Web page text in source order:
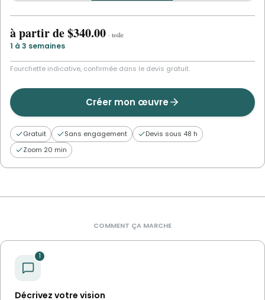
à partir de$340.00 · toile
1 à 3 semaines
Fourchette indicative, confirmée dans le devis gratuit.
Créer mon œuvre
Gratuit Sans engagement
Devis sous 48 h
Zoom 20 min
COMMENT ÇA MARCHE
1
Décrivez votre vision